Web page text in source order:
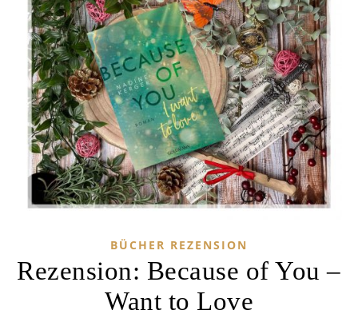
BÜCHER REZENSION
Rezension: Because of You –
Want to Love